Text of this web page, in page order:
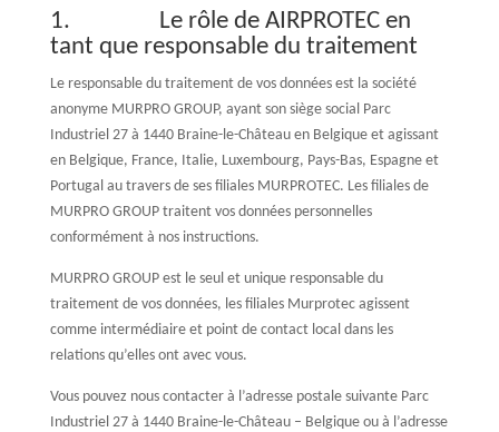
1. Le rôle de AIRPROTEC en
tant que responsable du traitement
Le responsable du traitement de vos données est la société
anonyme MURPRO GROUP, ayant son siège social Parc
Industriel 27 à 1440 Braine-le-Château en Belgique et agissant
en Belgique, France, Italie, Luxembourg, Pays-Bas, Espagne et
Portugal au travers de ses filiales MURPROTEC. Les filiales de
MURPRO GROUP traitent vos données personnelles
conformément à nos instructions.
MURPRO GROUP est le seul et unique responsable du
traitement de vos données, les filiales Murprotec agissent
comme intermédiaire et point de contact local dans les
relations qu’elles ont avec vous.
Vous pouvez nous contacter à l’adresse postale suivante Parc
Industriel 27 à 1440 Braine-le-Château – Belgique ou à l’adresse